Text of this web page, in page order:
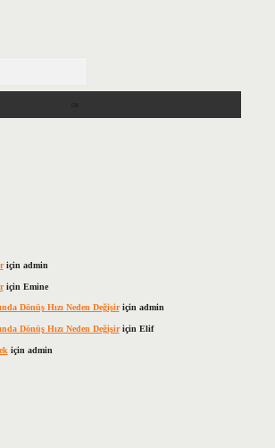
için admin
için Emine
Dönüş Hızı Neden Değişiriçin admin
Dönüş Hızı Neden Değişiriçin Elif
için admin